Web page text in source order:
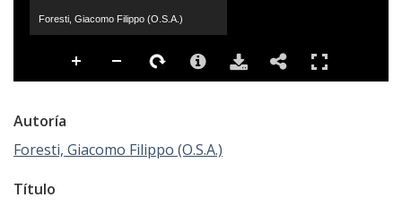
Foresti, Giacomo Filippo (O.S.A.)
Autoría
Foresti, Giacomo Filippo (O.S.A.)
Título